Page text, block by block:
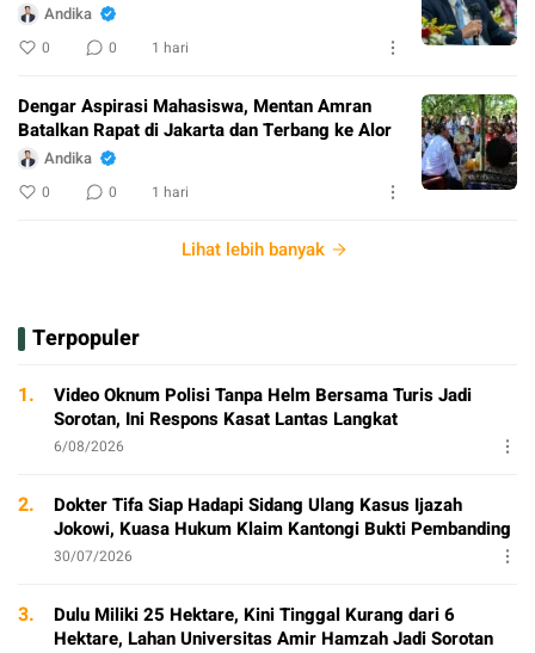
Andika
0 0 1 hari
Dengar Aspirasi Mahasiswa, Mentan Amran
Batalkan Rapat di Jakarta dan Terbang ke Alor
Andika
0 0 1 hari
Lihat lebih banyak
Terpopuler
1.
Video Oknum Polisi Tanpa Helm Bersama Turis Jadi
Sorotan, Ini Respons Kasat Lantas Langkat
6/08/2026
2.
Dokter Tifa Siap Hadapi Sidang Ulang Kasus Ijazah
Jokowi, Kuasa Hukum Klaim Kantongi Bukti Pembanding
30/07/2026
3.
Dulu Miliki 25 Hektare, Kini Tinggal Kurang dari 6
Hektare, Lahan Universitas Amir Hamzah Jadi Sorotan